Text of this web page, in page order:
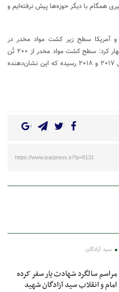
همگام با دیگر حوزه‌ها پیش نرفته‌ایم و
و آمریکا سطح زیر کشت مواد مخدر در
افغانستان افزایش پیدا کرده است، اظهار کرد: سطح کشت مواد مخدر از ۲۰۰ تُن
در سال ۲هزار به ۹ هزار تن در سال ۲۰۱۷ و ۲۰۱۸ رسیده که این نشان‌دهنده
https://www.isarpress.ir/?p=8131
سید آزادگان
مراسم سالگرد شهادت یار سفر کرده
امام و انقلاب سید آزادگان شهید